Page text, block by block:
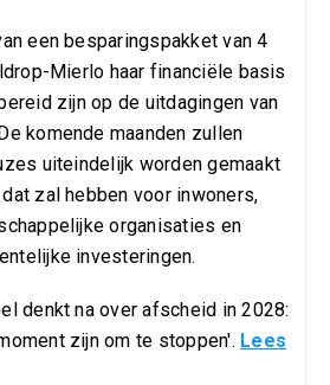
een besparingspakket van 4
Mierlo haar financiële basis
zijn op de uitdagingen van
komende maanden zullen
uiteindelijk worden gemaakt
zal hebben voor inwoners,
organisaties en
investeringen.
denkt na over afscheid in 2028:
zijn om te stoppen'. Lees